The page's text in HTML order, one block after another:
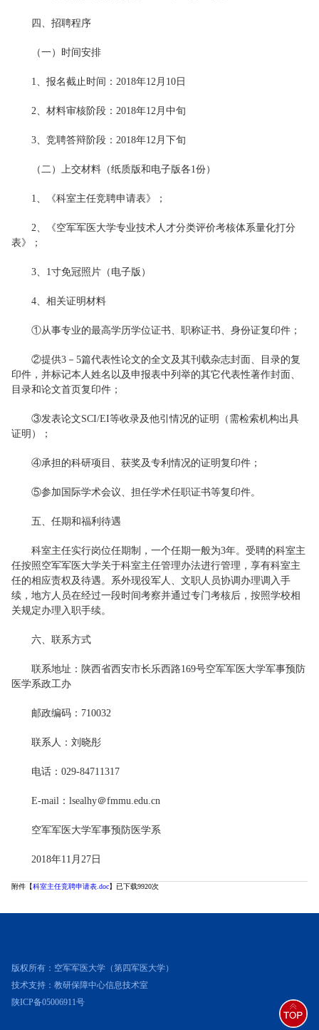
四、招聘程序
（一）时间安排
1、报名截止时间：2018年12月10日
2、材料审核阶段：2018年12月中旬
3、竞聘答辩阶段：2018年12月下旬
（二）上交材料（纸质版和电子版各1份）
1、《科室主任竞聘申请表》；
2、《空军军医大学专业技术人才分类评价考核体系量化打分
表》；
3、1寸免冠照片（电子版）
4、相关证明材料
①从事专业的最高学历学位证书、职称证书、身份证复印件；
②提供3－5篇代表性论文的全文及其刊载杂志封面、目录的复
印件，并标记本人姓名以及申报表中列举的其它代表性著作封面、
目录和论文首页复印件；
③发表论文SCI/EI等收录及他引情况的证明（需检索机构出具
证明）；
④承担的科研项目、获奖及专利情况的证明复印件；
⑤参加国际学术会议、担任学术任职证书等复印件。
五、任期和福利待遇
科室主任实行岗位任期制，一个任期一般为3年。受聘的科室主
任按照空军军医大学关于科室主任管理办法进行管理，享有科室主
任的相应责权及待遇。系外现役军人、文职人员协调办理调入手
续，地方人员在经过一段时间考察并通过专门考核后，按照学校相
关规定办理入职手续。
六、联系方式
联系地址：陕西省西安市长乐西路169号空军军医大学军事预防
医学系政工办
邮政编码：710032
联系人：刘晓彤
电话：029-84711317
E-mail：lsealhy＠fmmu.edu.cn
空军军医大学军事预防医学系
2018年11月27日
附件【科室主任竞聘申请表.doc】已下载9920次
版权所有：空军军医大学（第四军医大学）
技术支持：教研保障中心信息技术室
陕ICP备05006911号